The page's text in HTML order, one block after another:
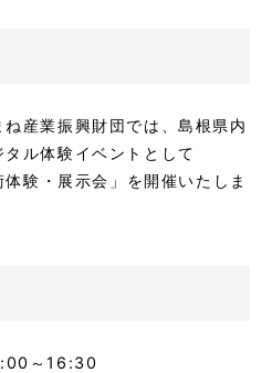
産業振興財団では、島根県内
ル体験イベントとして
験・展示会」を開催いたしま
～16:30